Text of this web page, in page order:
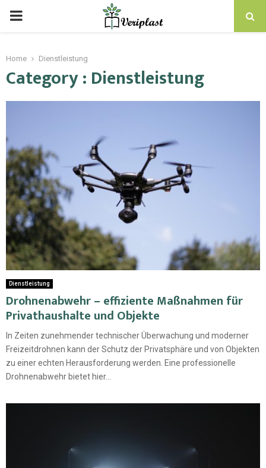
Home Dienstleistung
Category : Dienstleistung
Dienstleistung
Drohnenabwehr – effiziente Maßnahmen für
Privathaushalte und Objekte
In Zeiten zunehmender technischer Überwachung und moderner
Freizeitdrohnen kann der Schutz der Privatsphäre und von Objekten
zu einer echten Herausforderung werden. Eine professionelle
Drohnenabwehr bietet hier...